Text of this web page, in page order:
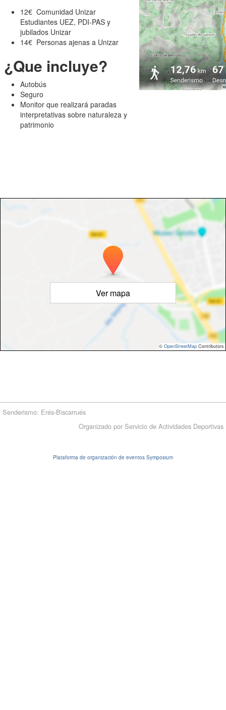
12€ Comunidad Unizar
Estudiantes UEZ, PDI-PAS y
jubilados Unizar
14€ Personas ajenas a Unizar
¿Que incluye?
Autobús
Seguro
Monitor que realizará paradas
interpretativas sobre naturaleza y
patrimonio
Ver mapa
© OpenStreetMap Contributors
Senderismo: Erés-Biscarrués
Organizado por Servicio de Actividades Deportivas
Plataforma de organización de eventos Symposium